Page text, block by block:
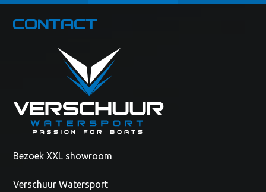
Contact
Bezoek XXL showroom
Verschuur Watersport